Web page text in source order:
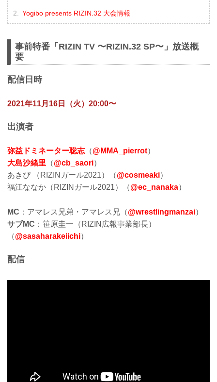
Yogibo presents RIZIN.32 大会情報
事前特番「RIZIN TV 〜RIZIN.32 SP〜」放送概
要
配信日時
2021年11月16日（火）20:00〜
出演者
弥益ドミネーター聡志 （@MMA_pierrot）
大島沙緒里 （@cb_saori）
あきぴ （RIZINガール2021）（@cosmeaki）
福江ななか（RIZINガール2021）（@ec_nanaka）
MC ：アマレス兄弟・アマレス兄（@wrestlingmanzai）
サブMC ：笹原圭一（RIZIN広報事業部長）
（@sasaharakeiichi）
配信